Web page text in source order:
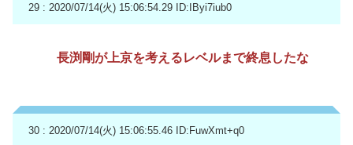
29 : 2020/07/14(火) 15:06:54.29 ID:IByi7iub0
長渕剛が上京を考えるレベルまで終息したな
30 : 2020/07/14(火) 15:06:55.46 ID:FuwXmt+q0